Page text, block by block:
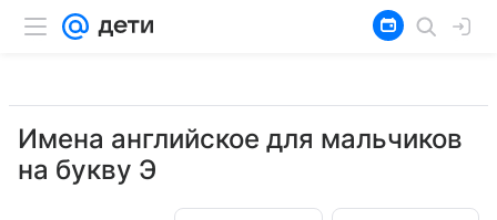
Имена английское для мальчиков
на букву Э